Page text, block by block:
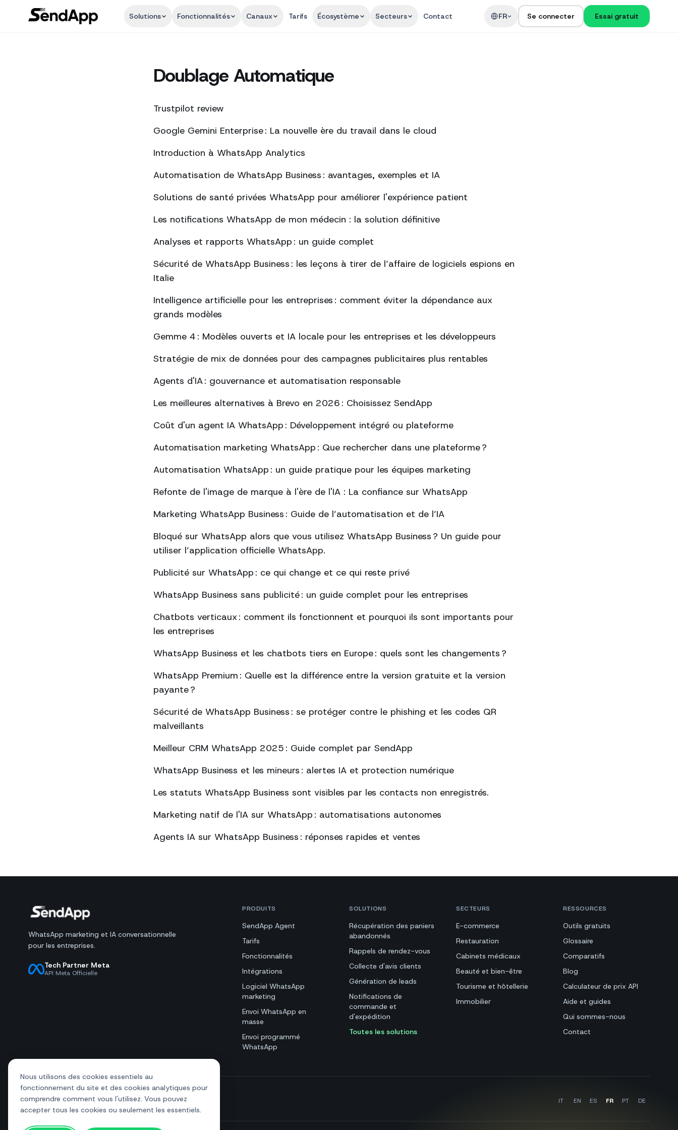
Nous utilisons des cookies essentiels au
fonctionnement du site et des cookies analytiques pour
comprendre comment vous l'utilisez. Vous pouvez
accepter tous les cookies ou seulement les essentiels.
Solutions Fonctionnalités Canaux Tarifs Écosystème Secteurs Contact FR Se connecter Essai gratuit
Doublage Automatique
Trustpilot review
Google Gemini Enterprise : La nouvelle ère du travail dans le cloud
Introduction à WhatsApp Analytics
Automatisation de WhatsApp Business : avantages, exemples et IA
Solutions de santé privées WhatsApp pour améliorer l'expérience patient
Les notifications WhatsApp de mon médecin : la solution définitive
Analyses et rapports WhatsApp : un guide complet
Sécurité de WhatsApp Business : les leçons à tirer de l’affaire de logiciels espions en
Italie
Intelligence artificielle pour les entreprises : comment éviter la dépendance aux
grands modèles
Gemme 4 : Modèles ouverts et IA locale pour les entreprises et les développeurs
Stratégie de mix de données pour des campagnes publicitaires plus rentables
Agents d'IA : gouvernance et automatisation responsable
Les meilleures alternatives à Brevo en 2026 : Choisissez SendApp
Coût d'un agent IA WhatsApp : Développement intégré ou plateforme
Automatisation marketing WhatsApp : Que rechercher dans une plateforme ?
Automatisation WhatsApp : un guide pratique pour les équipes marketing
Refonte de l'image de marque à l'ère de l'IA : La confiance sur WhatsApp
Marketing WhatsApp Business : Guide de l’automatisation et de l’IA
Bloqué sur WhatsApp alors que vous utilisez WhatsApp Business ? Un guide pour
utiliser l’application officielle WhatsApp.
Publicité sur WhatsApp : ce qui change et ce qui reste privé
WhatsApp Business sans publicité : un guide complet pour les entreprises
Chatbots verticaux : comment ils fonctionnent et pourquoi ils sont importants pour
les entreprises
WhatsApp Business et les chatbots tiers en Europe : quels sont les changements ?
WhatsApp Premium : Quelle est la différence entre la version gratuite et la version
payante ?
Sécurité de WhatsApp Business : se protéger contre le phishing et les codes QR
malveillants
Meilleur CRM WhatsApp 2025 : Guide complet par SendApp
WhatsApp Business et les mineurs : alertes IA et protection numérique
Les statuts WhatsApp Business sont visibles par les contacts non enregistrés.
Marketing natif de l'IA sur WhatsApp : automatisations autonomes
Agents IA sur WhatsApp Business : réponses rapides et ventes
WhatsApp marketing et IA conversationnelle
pour les entreprises.
Tech Partner Meta
API Meta Officielle
PRODUITS
SendApp Agent
Tarifs
Fonctionnalités
Intégrations
Logiciel WhatsApp
marketing
Envoi WhatsApp en
masse
Envoi programmé
WhatsApp
SOLUTIONS
Récupération des paniers
abandonnés
Rappels de rendez-vous
Collecte d'avis clients
Génération de leads
Notifications de
commande et
d'expédition
Toutes les solutions
SECTEURS
E-commerce
Restauration
Cabinets médicaux
Beauté et bien-être
Tourisme et hôtellerie
Immobilier
RESSOURCES
Outils gratuits
Glossaire
Comparatifs
Blog
Calculateur de prix API
Aide et guides
Qui sommes-nous
Contact
+39 081 544 7792info@sendapp.live IT EN ES FR PT DE